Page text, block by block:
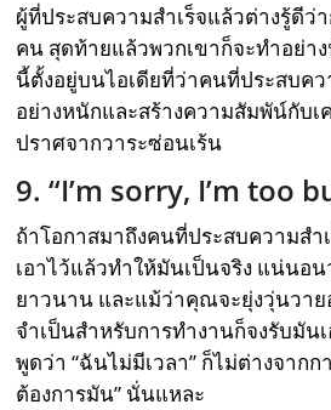
ผู้ที่ประสบความสำเร็จแล้วต่างรู้ดีว่
คน สุดท้ายแล้วพวกเขาก็จะทำอย่า
นี้ตั้งอยู่บนไอเดียที่ว่าคนที่ประสบค
อย่างหนักและสร้างความสัมพัน์กับเ
ปราศจากวาระซ่อนเร้น
9. “I’m sorry, I’m too
ถ้าโอกาสมาถึงคนที่ประสบความสำ
เอาไว้แล้วทำให้มันเป็นจริง แน่นอ
ยาวนาน และแม้ว่าคุณจะยุ่งวุ่นวา
จำเป็นสำหรับการทำงานก็จงรับมัน
พูดว่า “ฉันไม่มีเวลา” ก็ไม่ต่างจาก
ต้องการมัน” นั่นแหละ